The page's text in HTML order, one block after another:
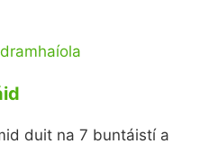
duit na 7 buntáistí a